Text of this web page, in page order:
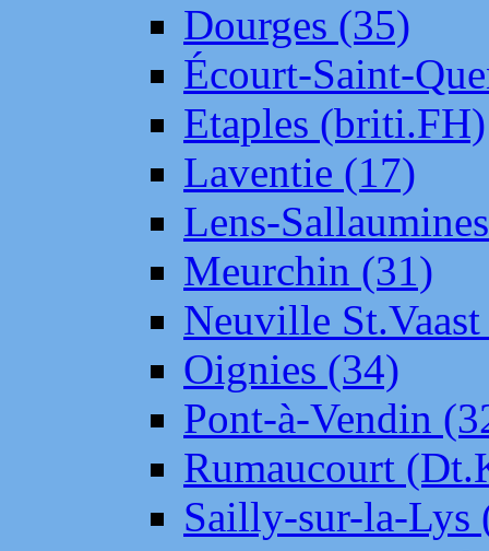
Dourges (35)
Écourt-Saint-
Etaples (briti.FH)
Laventie (17)
Lens-
Meurchin (31)
Neuville
Oignies (34)
Pont-à-Vendin
Rumaucourt
Sailly-sur-la-Lys